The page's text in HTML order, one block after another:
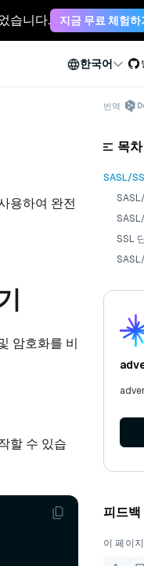
습니다. 지금 무료 체험
한국어
용하여 완전
암호화를 비
할 수 있습
번역
목
SASL/
SSL
피드백
이 페이